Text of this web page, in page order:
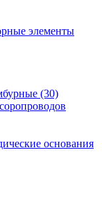
элементы
(30)
основания